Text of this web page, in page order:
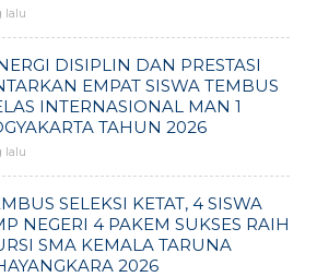
lalu
DISIPLIN DAN PRESTASI
EMPAT SISWA TEMBUS
INTERNASIONAL MAN 1
TAHUN 2026
lalu
SELEKSI KETAT, 4 SISWA
NEGERI 4 PAKEM SUKSES RAIH
SMA KEMALA TARUNA
2026